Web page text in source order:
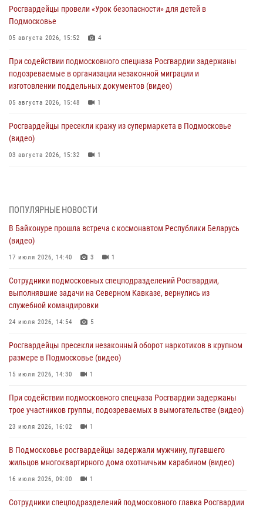
Росгвардейцы провели «Урок безопасности» для детей в
Подмосковье
05 августа 2026, 15:52 4
При содействии подмосковного спецназа Росгвардии задержаны
подозреваемые в организации незаконной миграции и
изготовлении поддельных документов (видео)
05 августа 2026, 15:48 1
Росгвардейцы пресекли кражу из супермаркета в Подмосковье
(видео)
03 августа 2026, 15:32 1
03 августа 2026, 15:08 1
В Подмосковье отметили годовщину со Дня образования ОМОН
«Пересвет»
02 августа 2026, 18:01
Офицер подмосковного главка Росгвардии стал гостем эфира
«Радио 1»
01 августа 2026, 17:57
крупную сумму в Подмосковье
31 июля 2026, 13:00
действиях в Подмосковье (видео)
31 июля 2026, 09:00
ПОПУЛЯРНЫЕ НОВОСТИ
В Байконуре прошла встреча с космонавтом Республики Беларусь
(видео)
17 июля 2026, 14:40 3 1
Сотрудники подмосковных спецподразделений Росгвардии,
выполнявшие задачи на Северном Кавказе, вернулись из
служебной командировки
24 июля 2026, 14:54 5
Росгвардейцы пресекли незаконный оборот наркотиков в крупном
размере в Подмосковье (видео)
15 июля 2026, 14:30 1
При содействии подмосковного спецназа Росгвардии задержаны
трое участников группы, подозреваемых в вымогательстве (видео)
23 июля 2026, 16:02 1
В Подмосковье росгвардейцы задержали мужчину, пугавшего
жильцов многоквартирного дома охотничьим карабином (видео)
16 июля 2026, 09:00 1
Сотрудники спецподразделений подмосковного главка Росгвардии